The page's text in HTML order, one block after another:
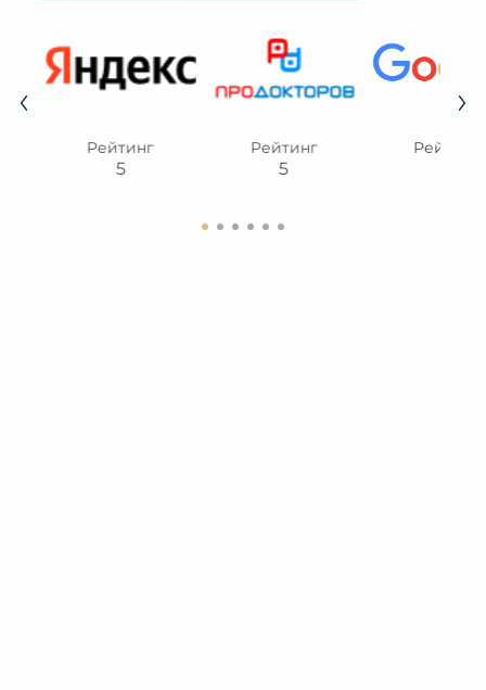
Рейтинг
5
Рейтинг
5
Рейтинг